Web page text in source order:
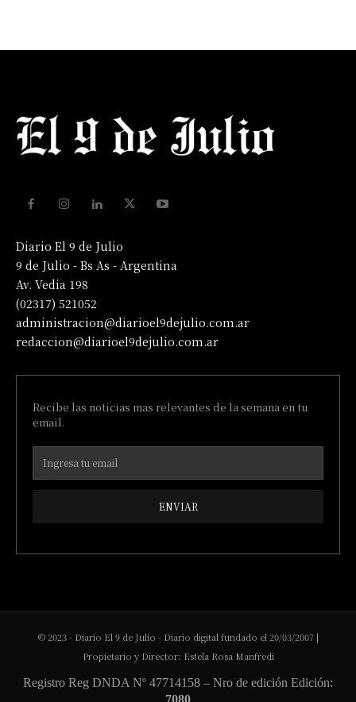
Diario El 9 de Julio
9 de Julio - Bs As - Argentina
Av. Vedia 198
(02317) 521052
administracion@diarioel9dejulio.com.ar
redaccion@diarioel9dejulio.com.ar
Recibe las noticias mas relevantes de la semana en tu
email.
ENVIAR
© 2023 - Diario El 9 de Julio - Diario digital fundado el 20/03/2007 |
Propietario y Director: Estela Rosa Manfredi
Registro Reg DNDA Nº 47714158 – Nro de edición Edición:
7080